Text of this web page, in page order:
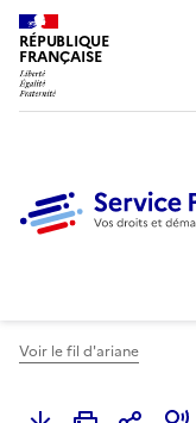
RÉPUBLIQUE
FRANÇAISE
Voir le fil d'ariane